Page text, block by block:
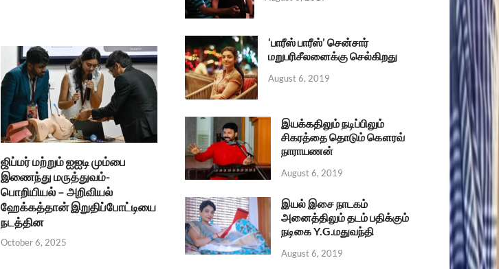
ஜிப்மர் மற்றும் ஐஐடி மும்பை
இணைந்து மருத்துவம்-
பொறியியல் – அறிவியல்
ஹேக்கத்தான் இறுதிப்போட்டியை
நடத்தின
October 6, 2025
‘பாரீஸ் பாரீஸ்’ சென்சார்
மறுபரிசீலனைக்கு செல்கிறது
August 6, 2019
இயக்கதிலும் நடிப்பிலும்
சிகரத்தை தொடும் கௌரவ்
நாராயணன்
August 6, 2019
இயல் இசை நாடகம்
அனைத்திலும் தடம் பதிக்கும்
நடிகை Y.G.மதுவந்தி
August 6, 2019